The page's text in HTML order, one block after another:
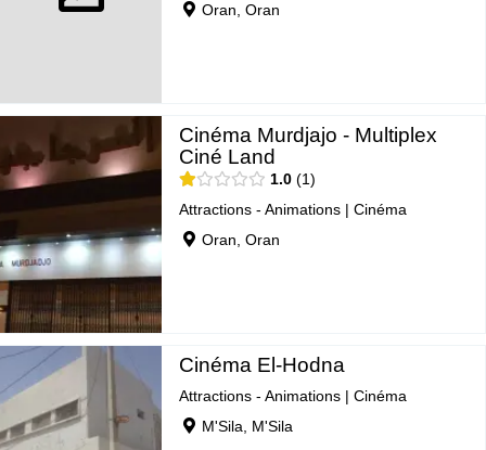
Oran, Oran
Cinéma Murdjajo - Multiplex
Ciné Land
1.0
1
Attractions - Animations |Cinéma
Oran, Oran
Cinéma El-Hodna
Attractions - Animations |Cinéma
M'Sila, M'Sila